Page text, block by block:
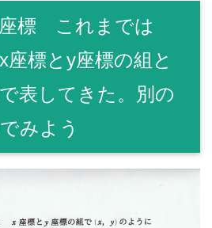
標 これまでは
座標とy座標の組と
表してきた。別の
みよう